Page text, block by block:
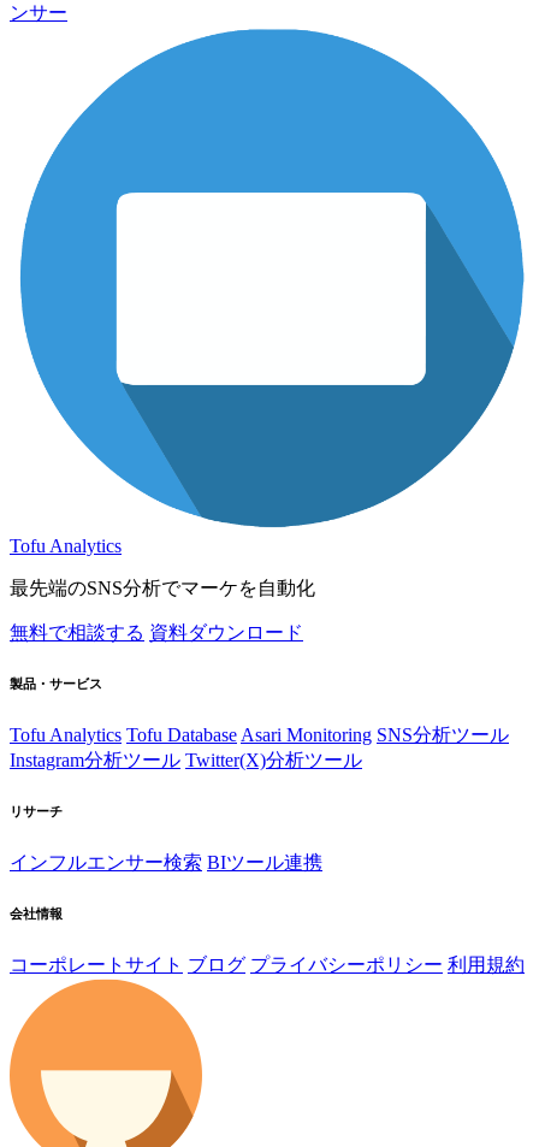
ンサー
Tofu Analytics
最先端のSNS分析でマーケを自動化
無料で相談する 資料ダウンロード
製品・サービス
Tofu Analytics Tofu Database Asari Monitoring SNS分析ツール
Instagram分析ツール Twitter(X)分析ツール
リサーチ
インフルエンサー検索 BIツール連携
会社情報
コーポレートサイト ブログ プライバシーポリシー 利用規約